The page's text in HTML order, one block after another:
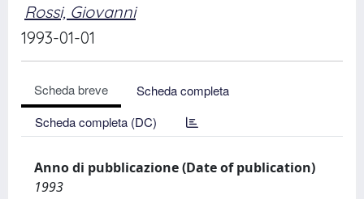
Rossi, Giovanni
1993-01-01
Scheda breve
Scheda completa
Scheda completa (DC)
Anno di pubblicazione (Date of publication)
1993